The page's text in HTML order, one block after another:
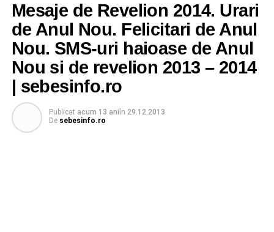
Mesaje de Revelion 2014. Urari
de Anul Nou. Felicitari de Anul
Nou. SMS-uri haioase de Anul
Nou si de revelion 2013 – 2014
| sebesinfo.ro
Publicat acum 13 aniîn 29.12.2013
De sebesinfo.ro